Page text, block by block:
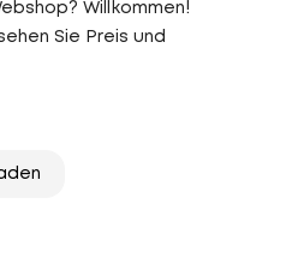
Willkommen!
Sie Preis und